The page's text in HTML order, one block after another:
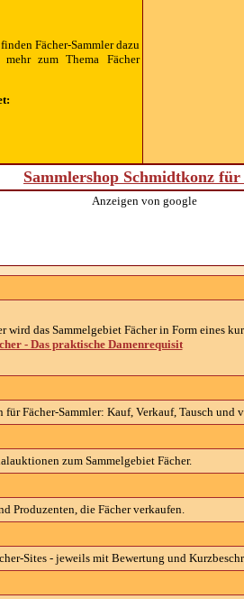
Fächer-Sammler dazu
zum Thema Fächer
Sammlershop Schmidtkonz
Anzeigen von google
wird das Sammelgebiet Fächer in Form eines
- Das praktische Damenrequisit
Fächer-Sammler: Kauf, Verkauf, Tausch und
zum Sammelgebiet Fächer.
Produzenten, die Fächer verkaufen.
Sites - jeweils mit Bewertung und